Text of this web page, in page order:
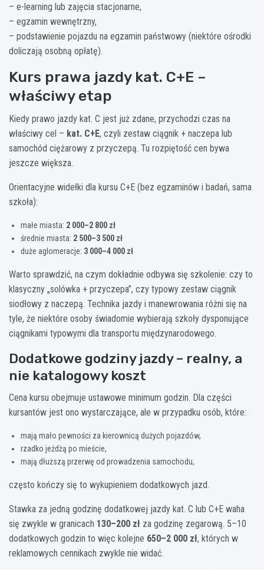
– e-learning lub zajęcia stacjonarne,
– egzamin wewnętrzny,
– podstawienie pojazdu na egzamin państwowy (niektóre ośrodki
doliczają osobną opłatę).
Kurs prawa jazdy kat. C+E –
właściwy etap
Kiedy prawo jazdy kat. C jest już zdane, przychodzi czas na
właściwy cel – kat. C+E, czyli zestaw ciągnik + naczepa lub
samochód ciężarowy z przyczepą. Tu rozpiętość cen bywa
jeszcze większa.
Orientacyjne widełki dla kursu C+E (bez egzaminów i badań, sama
szkoła):
małe miasta: 2 000–2 800 zł
średnie miasta: 2 500–3 500 zł
duże aglomeracje: 3 000–4 000 zł
Warto sprawdzić, na czym dokładnie odbywa się szkolenie: czy to
klasyczny „solówka + przyczepa”, czy typowy zestaw ciągnik
siodłowy z naczepą. Technika jazdy i manewrowania różni się na
tyle, że niektóre osoby świadomie wybierają szkoły dysponujące
ciągnikami typowymi dla transportu międzynarodowego.
Dodatkowe godziny jazdy – realny, a
nie katalogowy koszt
Cena kursu obejmuje ustawowe minimum godzin. Dla części
kursantów jest ono wystarczające, ale w przypadku osób, które:
mają mało pewności za kierownicą dużych pojazdów,
rzadko jeżdżą po mieście,
mają dłuższą przerwę od prowadzenia samochodu,
często kończy się to wykupieniem dodatkowych jazd.
Stawka za jedną godzinę dodatkowej jazdy kat. C lub C+E waha
się zwykle w granicach 130–200 zł za godzinę zegarową. 5–10
dodatkowych godzin to więc kolejne 650–2 000 zł, których w
reklamowych cennikach zwykle nie widać.